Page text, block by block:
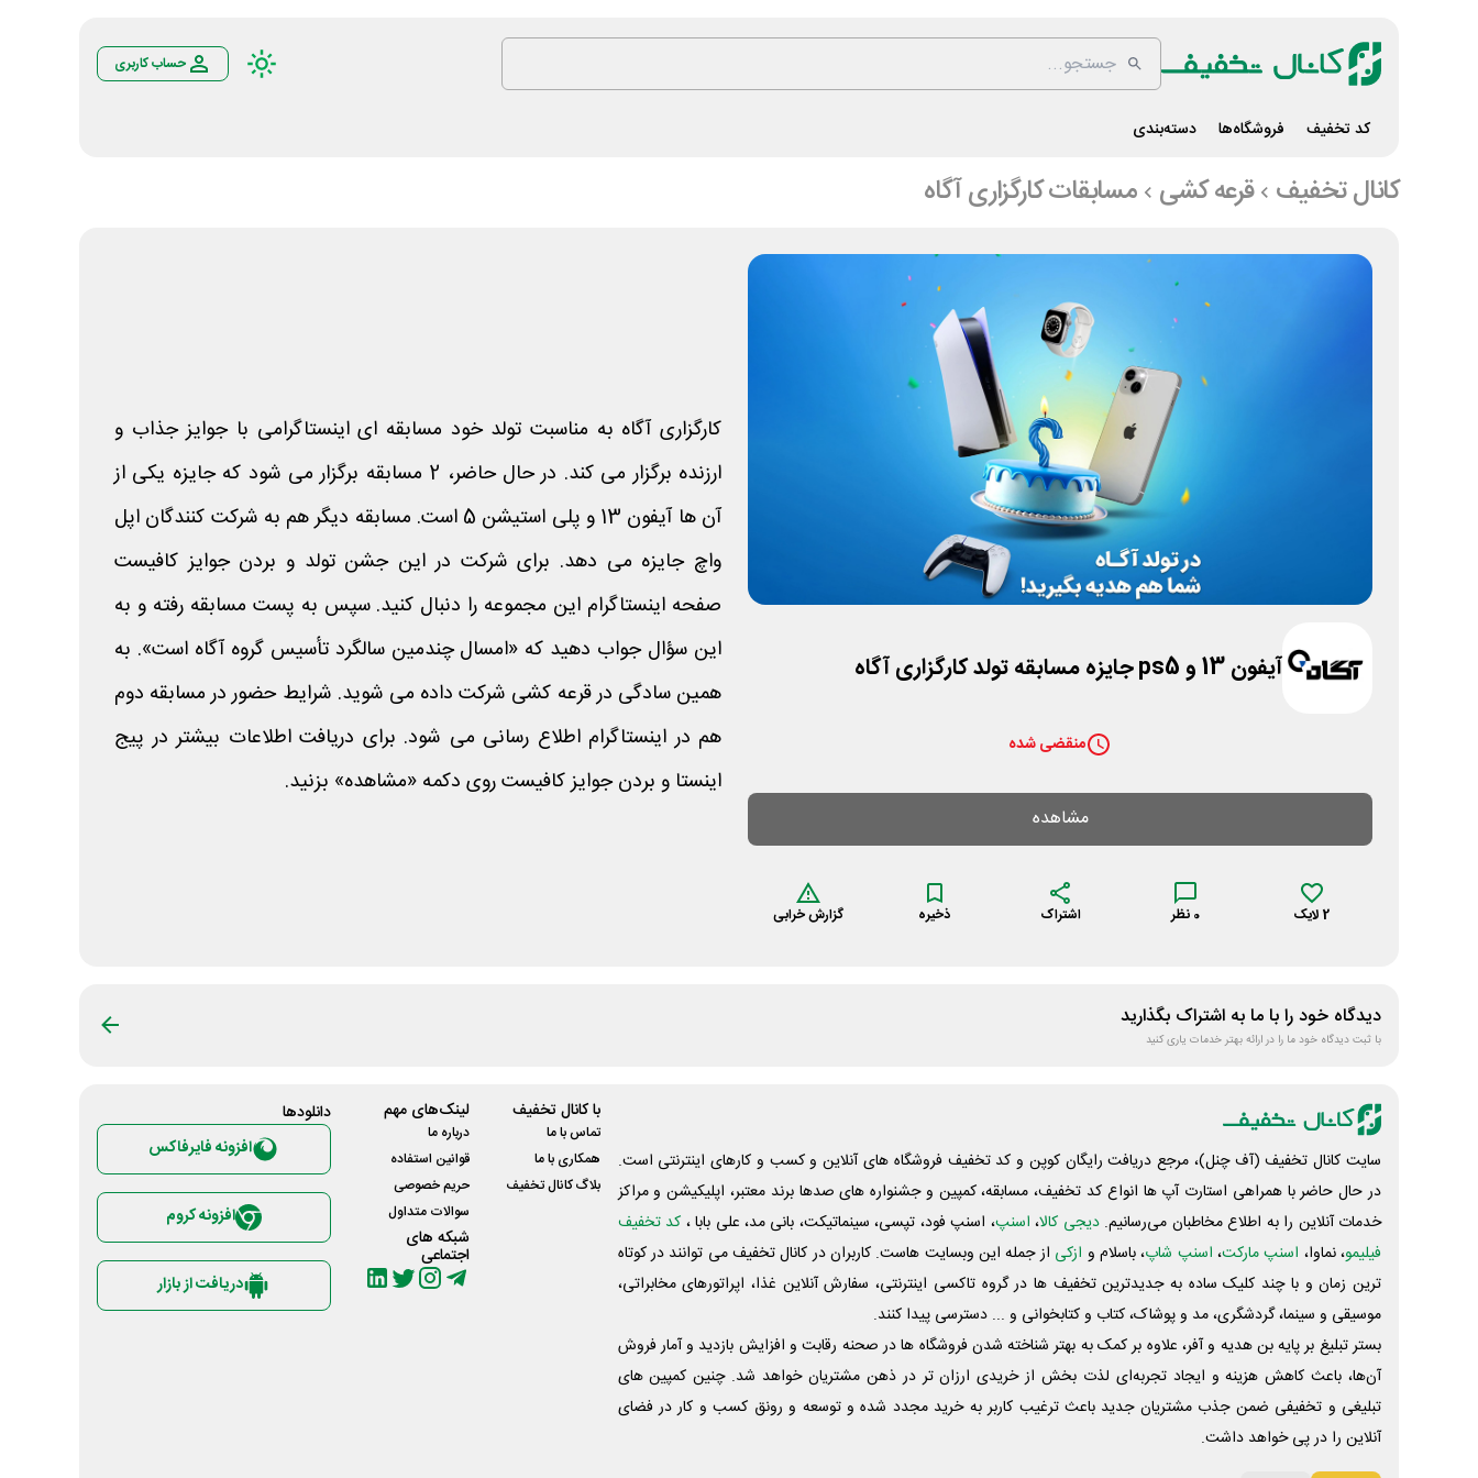
حساب کاربری
کد تخفیف فروشگاه‌ها دسته‌بندی
کانال تخفیف قرعه کشی مسابقات کارگزاری آگاه
آیفون 13 و ps5 جایزه مسابقه تولد کارگزاری آگاه
منقضی شده
مشاهده
2 لایک 0 نظر اشتراک ذخیره گزارش خرابی
کارگزاری آگاه به مناسبت تولد خود مسابقه ای اینستاگرامی با جوایز جذاب و
ارزنده برگزار می کند. در حال حاضر، 2 مسابقه برگزار می شود که جایزه یکی از
آن ها آیفون 13 و پلی استیشن 5 است. مسابقه دیگر هم به شرکت کنندگان اپل
واچ جایزه می دهد. برای شرکت در این جشن تولد و بردن جوایز کافیست
صفحه اینستاگرام این مجموعه را دنبال کنید. سپس به پست مسابقه رفته و به
این سؤال جواب دهید که «امسال چندمین سالگرد تأسیس گروه آگاه است». به
همین سادگی در قرعه کشی شرکت داده می شوید. شرایط حضور در مسابقه دوم
هم در اینستاگرام اطلاع رسانی می شود. برای دریافت اطلاعات بیشتر در پیج
اینستا و بردن جوایز کافیست روی دکمه «مشاهده» بزنید.
دیدگاه خود را با ما به اشتراک بگذارید
با ثبت دیدگاه خود ما را در ارائه بهتر خدمات یاری کنید
سایت کانال تخفیف (آف چنل)، مرجع دریافت رایگان کوپن و کد تخفیف فروشگاه های آنلاین و کسب و‌ کارهای اینترنتی است.
در حال حاضر با همراهی استارت آپ ها انواع کد تخفیف، مسابقه، کمپین و جشنواره های صدها برند معتبر، اپلیکیشن و مراکز
خدمات آنلاین را به اطلاع مخاطبان می‌رسانیم. دیجی کالا، اسنپ، اسنپ فود، تپسی، سینماتیکت، بانی مد، علی‌ بابا ، کد تخفیف
فیلیمو، نماوا، اسنپ مارکت، اسنپ شاپ، باسلام و ازکی از جمله این وبسایت ‌هاست. کاربران در کانال تخفیف می توانند در کوتاه
ترین زمان و با چند کلیک ساده به جدیدترین تخفیف ها در گروه تاکسی اینترنتی، سفارش آنلاین غذا، اپراتورهای مخابراتی،
موسیقی و سینما، گردشگری، مد و پوشاک، کتاب و کتابخوانی و ... دسترسی پیدا کنند.
بستر تبلیغ بر پایه بن هدیه و آفر، علاوه بر کمک به بهتر شناخته شدن فروشگاه ها در صحنه رقابت و افزایش بازدید و آمار فروش
آن‌ها، باعث کاهش هزینه و ایجاد تجربه‌ای لذت بخش از خریدی ارزان تر در ذهن مشتریان خواهد شد. چنین کمپین های
تبلیغی و تخفیفی ضمن جذب مشتریان جدید باعث ترغیب کاربر به خرید مجدد شده و توسعه و رونق کسب و کار در فضای
آنلاین را در پی خواهد داشت.
با کانال تخفیف
تماس با ما
همکاری با ما
بلاگ کانال تخفیف
لینک‌های مهم
درباره ما
قوانین استفاده
حریم خصوصی
سوالات متداول
شبکه های
اجتماعی
دانلود‌ها
افزونه فایرفاکس
افزونه کروم
دریافت از بازار